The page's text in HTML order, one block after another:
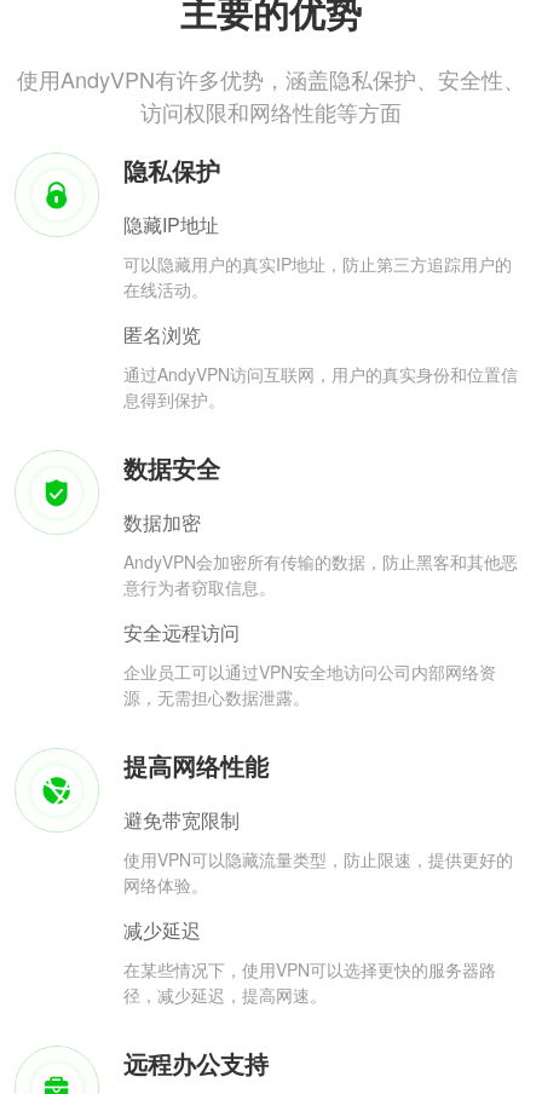
主要的优势
使用AndyVPN有许多优势，涵盖隐私保护、安全性、
访问权限和网络性能等方面
隐私保护
隐藏IP地址
可以隐藏用户的真实IP地址，防止第三方追踪用户的
在线活动。
匿名浏览
通过AndyVPN访问互联网，用户的真实身份和位置信
息得到保护。
数据安全
数据加密
AndyVPN会加密所有传输的数据，防止黑客和其他恶
意行为者窃取信息。
安全远程访问
企业员工可以通过VPN安全地访问公司内部网络资
源，无需担心数据泄露。
提高网络性能
避免带宽限制
使用VPN可以隐藏流量类型，防止限速，提供更好的
网络体验。
减少延迟
在某些情况下，使用VPN可以选择更快的服务器路
径，减少延迟，提高网速。
远程办公支持